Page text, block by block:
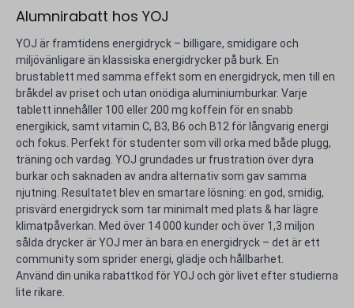
Alumnirabatt hos YOJ
YOJ är framtidens energidryck – billigare, smidigare och
miljövänligare än klassiska energidrycker på burk. En
brustablett med samma effekt som en energidryck, men till en
bråkdel av priset och utan onödiga aluminiumburkar. Varje
tablett innehåller 100 eller 200 mg koffein för en snabb
energikick, samt vitamin C, B3, B6 och B12 för långvarig energi
och fokus. Perfekt för studenter som vill orka med både plugg,
träning och vardag. YOJ grundades ur frustration över dyra
burkar och saknaden av andra alternativ som gav samma
njutning. Resultatet blev en smartare lösning: en god, smidig,
prisvärd energidryck som tar minimalt med plats & har lägre
klimatpåverkan. Med över 14 000 kunder och över 1,3 miljon
sålda drycker är YOJ mer än bara en energidryck – det är ett
community som sprider energi, glädje och hållbarhet.
Använd din unika rabattkod för YOJ och gör livet efter studierna
lite rikare.